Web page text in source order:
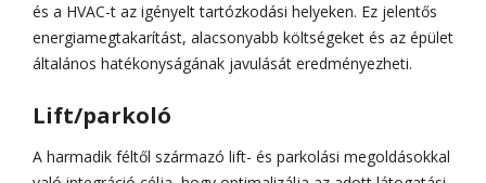
és a HVAC-t az igényelt tartózkodási helyeken. Ez jelentős
energiamegtakarítást, alacsonyabb költségeket és az épület
általános hatékonyságának javulását eredményezheti.
Lift/parkoló
A harmadik féltől származó lift- és parkolási megoldásokkal